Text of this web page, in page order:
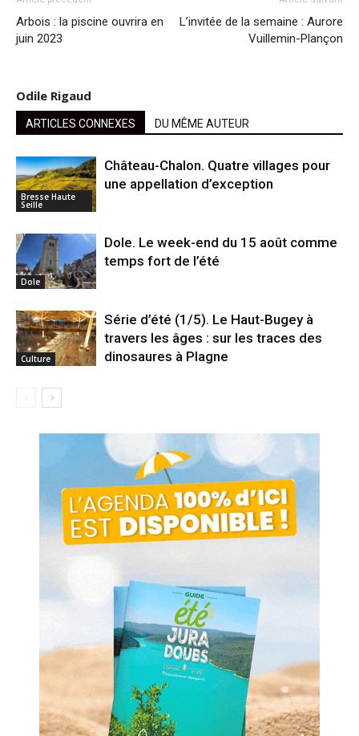
Arbois : la piscine ouvrira en
juin 2023
L’invitée de la semaine : Aurore
Vuillemin-Plançon
Odile Rigaud
ARTICLES CONNEXES DU MÊME AUTEUR
Bresse Haute
Seille
Château-Chalon. Quatre villages pour
une appellation d’exception
Dole
Dole. Le week-end du 15 août comme
temps fort de l’été
Culture
Série d’été (1/5). Le Haut-Bugey à
travers les âges : sur les traces des
dinosaures à Plagne